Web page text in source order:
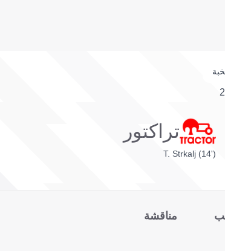
تراكتور
T. Strkalj (14')
مناقشة